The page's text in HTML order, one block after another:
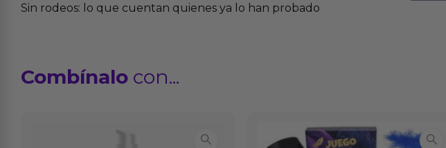
Sin rodeos: lo que cuentan quienes ya lo han probado
Combínalo con...